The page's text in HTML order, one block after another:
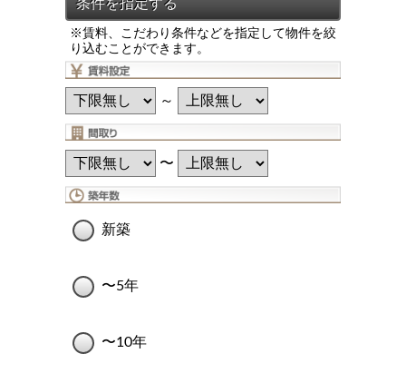
※賃料、こだわり条件などを指定して物件を絞
り込むことができます。
～
〜
新築
〜5年
〜10年